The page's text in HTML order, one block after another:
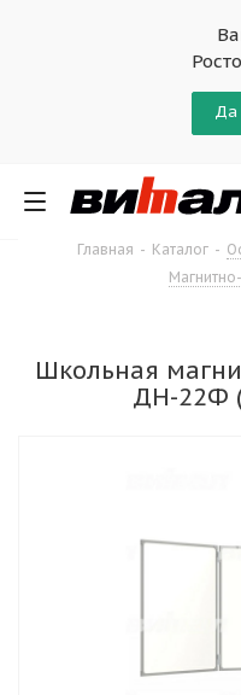
Да
Главная - Каталог -
Школьная
ДН-22Ф